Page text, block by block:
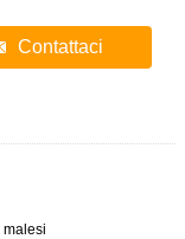
Contattaci